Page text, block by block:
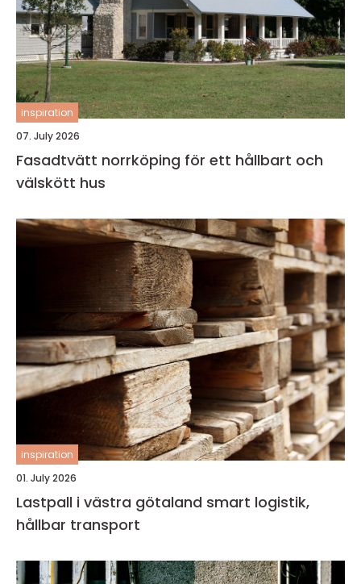
inspiration
07. July 2026
Fasadtvätt norrköping för ett hållbart och
välskött hus
inspiration
01. July 2026
Lastpall i västra götaland smart logistik,
hållbar transport